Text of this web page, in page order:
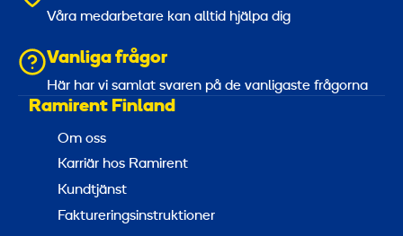
Våra medarbetare kan alltid hjälpa dig
Vanliga frågor
Här har vi samlat svaren på de vanligaste frågorna
Ramirent Finland
Om oss
Karriär hos Ramirent
Kundtjänst
Faktureringsinstruktioner